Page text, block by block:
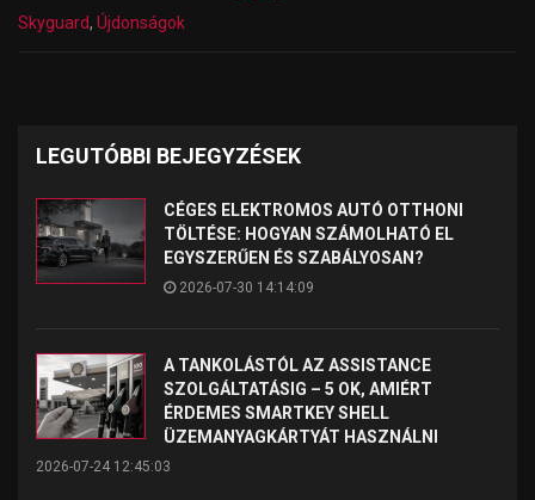
Skyguard, Újdonságok
LEGUTÓBBI BEJEGYZÉSEK
CÉGES ELEKTROMOS AUTÓ OTTHONI
TÖLTÉSE: HOGYAN SZÁMOLHATÓ EL
EGYSZERŰEN ÉS SZABÁLYOSAN?
2026-07-30 14:14:09
A TANKOLÁSTÓL AZ ASSISTANCE
SZOLGÁLTATÁSIG – 5 OK, AMIÉRT
ÉRDEMES SMARTKEY SHELL
ÜZEMANYAGKÁRTYÁT HASZNÁLNI
2026-07-24 12:45:03